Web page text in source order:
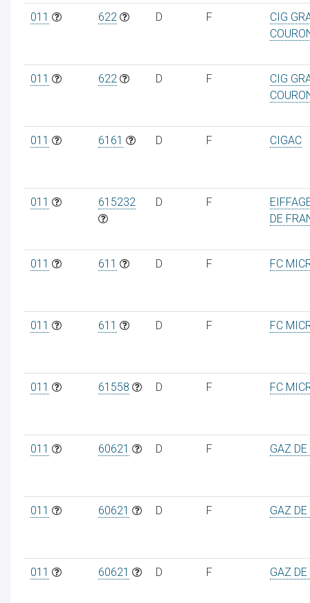
011 622 D F
CIG
011 622 D F
CIG
011 6161 D F CIGAC
011 615232 D F
DE
011 611 D F FC
011 611 D F FC
011 61558 D F FC
011 60621 D F GAZ
011 60621 D F GAZ
011 60621 D F GAZ